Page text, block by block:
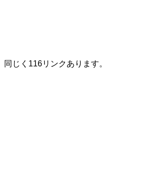
同じく116リンクあります。